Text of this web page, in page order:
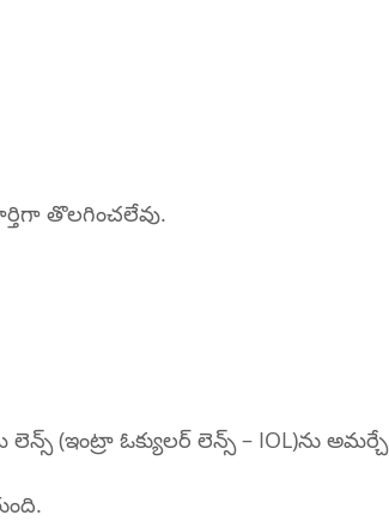
తొలగించలేవు.
(ఇంట్రా ఓక్యులర్ లెన్స్ – IOL)ను అమర్చే